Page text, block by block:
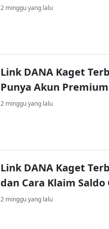
2 minggu yang lalu
Link DANA Kaget
Punya Akun
2 minggu yang lalu
Link DANA Kaget
dan Cara Klaim Saldo
2 minggu yang lalu